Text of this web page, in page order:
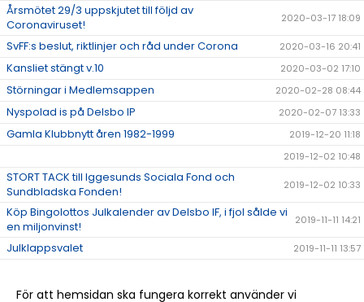
Årsmötet 29/3 uppskjutet till följd av
Coronaviruset!
2020-03-17 18:09
SvFF:s beslut, riktlinjer och råd under Corona 2020-03-16 20:41
Kansliet stängt v.10 2020-03-02 17:10
Störningar i Medlemsappen 2020-02-28 08:44
Nyspolad is på Delsbo IP 2020-02-07 13:33
Gamla Klubbnytt åren 1982-1999
2019-12-20 11:18
2019-12-02 10:48
STORT TACK till Iggesunds Sociala Fond och
Sundbladska Fonden!
2019-12-02 10:33
Köp Bingolottos Julkalender av Delsbo IF, i fjol sålde vi
en miljonvinst!
2019-11-11 14:21
Julklappsvalet 2019-11-11 13:57
Delsbo IF bjuder alla på bio via Sponsorhuset! 2019-11-05 16:01
För att hemsidan ska fungera korrekt använder vi